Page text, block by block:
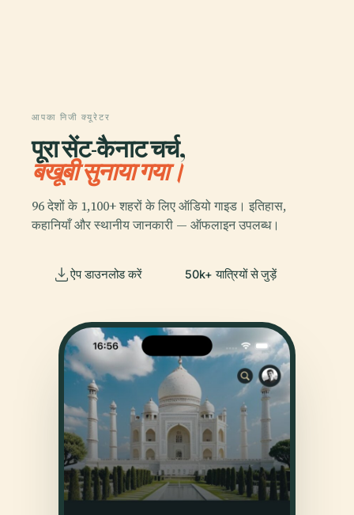
आपका निजी क्यूरेटर
पूरा सेंट-कैनाट चर्च,
बखूबी सुनाया गया।
96 देशों के 1,100+ शहरों के लिए ऑडियो गाइड। इतिहास,
कहानियाँ और स्थानीय जानकारी — ऑफलाइन उपलब्ध।
ऐप डाउनलोड करें 50k+ यात्रियों से जुड़ें